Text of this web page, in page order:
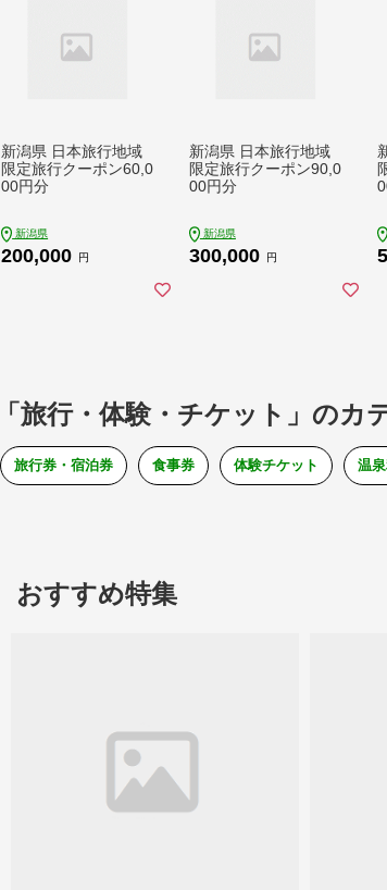
新潟県 日本旅行地域
限定旅行クーポン60,0
00円分
新潟県
200,000 円
新潟県 日本旅行地域
限定旅行クーポン90,0
00円分
新潟県
300,000 円
「旅行・体験・チケット」のカ
旅行券・宿泊券 食事券 体験チケット 温
おすすめ特集